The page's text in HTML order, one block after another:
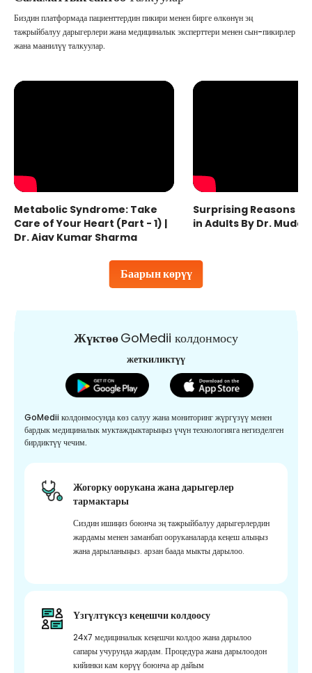
Баарын көрүү
Биздин платформада пациенттердин пикири менен бирге өлкөнүн эң
тажрыйбалуу дарыгерлери жана медициналык эксперттери менен сын-пикирлер
жана маанилүү талкуулар.
Metabolic Syndrome: Take
Care of Your Heart (Part - 1) |
Dr. Ajay Kumar Sharma
Surprising Reasons
in Adults By Dr.
ЖүктөөGoMedii колдонмосу
жеткиликтүү
GoMedii колдонмосунда көз салуу жана мониторинг жүргүзүү менен
бардык медициналык муктаждыктарыңыз үчүн технологияга негизделген
бирдиктүү чечим.
Жогорку оорукана жана дарыгерлер
тармактары
Сиздин ишиңиз боюнча эң тажрыйбалуу дарыгерлердин
жардамы менен заманбап ооруканаларда кеңеш алыңыз
жана дарыланыңыз. арзан баада мыкты дарылоо.
Үзгүлтүксүз кеңешчи колдоосу
24x7 медициналык кеңешчи колдоо жана дарылоо
сапары учурунда жардам. Процедура жана дарылоодон
кийинки кам көрүү боюнча ар дайым